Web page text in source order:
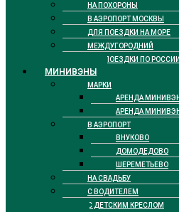
НА ПОХОРОНЫ
В АЭРОПОРТ МОСКВЫ
ДЛЯ ПОЕЗДКИ НА МОРЕ
МЕЖДУГОРОДНИЙ
ДЛЯ ПОЕЗДКИ ПО РОССИИ
МИНИВЭНЫ
МАРКИ
АРЕНДА
АРЕНДА МИНИВЭНА
В АЭРОПОРТ
ВНУКОВО
ДОМОДЕДОВО
ШЕРЕМЕТЬЕВО
НА СВАДЬБУ
С ВОДИТЕЛЕМ
С ДЕТСКИМ КРЕСЛОМ